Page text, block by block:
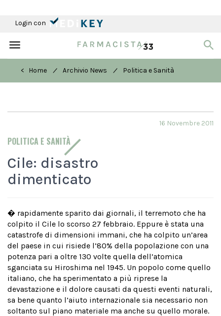
Login con
Toggle
< Home
/ Archivio News / Politica e Sanità
POLITICA E SANITÀ
16 Novembre 2011
Cile: disastro
dimenticato
� rapidamente sparito dai giornali, il terremoto che ha
colpito il Cile lo scorso 27 febbraio. Eppure è stata una
catastrofe di dimensioni immani, che ha colpito un’area
del paese in cui risiede l’80% della popolazione con una
potenza pari a oltre 130 volte quella dell’atomica
sganciata su Hiroshima nel 1945. Un popolo come quello
italiano, che ha sperimentato a più riprese la
devastazione e il dolore causati da questi eventi naturali,
sa bene quanto l’aiuto internazionale sia necessario non
soltanto sul piano materiale ma anche su quello morale.